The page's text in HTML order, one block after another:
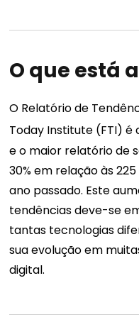
O que está
O Relatório de
Today Institute (FTI) é
e o maior relatório de
30% em relação às
ano passado. Este
tendências deve-se
tantas tecnologias
sua evolução em
digital.